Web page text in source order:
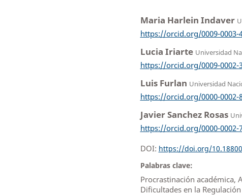
Maria Harlein Indaver
https://orcid.org/0009-0003-
Lucia Iriarte Universidad
https://orcid.org/0009-0002-
Luis Furlan Universidad
https://orcid.org/0000-0002-
Javier Sanchez Rosas
https://orcid.org/0000-0002-
DOI: https://doi.org/
Palabras clave:
Procrastinación
Dificultades en la